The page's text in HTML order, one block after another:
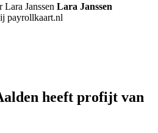
Lara Janssen
payrollkaart.nl
heeft profijt van